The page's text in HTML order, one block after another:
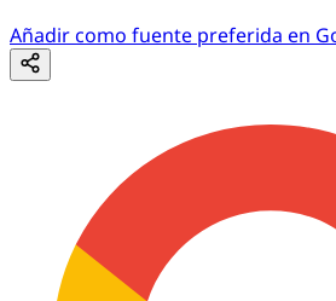
Añadir como fuente preferida en